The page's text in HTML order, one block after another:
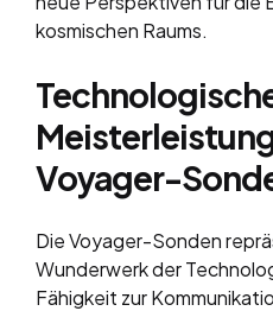
kosmischen Raums.
Voyager-
Die Voyager-Sonden
Wunderwerk der
Fähigkeit zur